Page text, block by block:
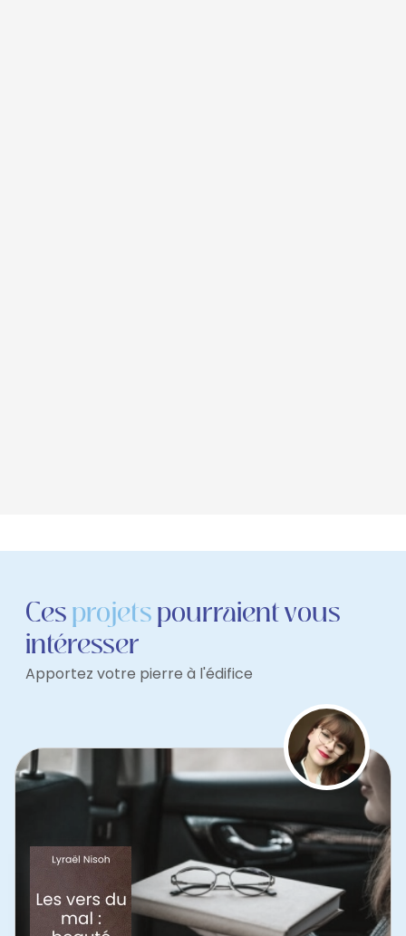
Cesprojetspourraient vous
intéresser
Apportez votre pierre à l'édifice